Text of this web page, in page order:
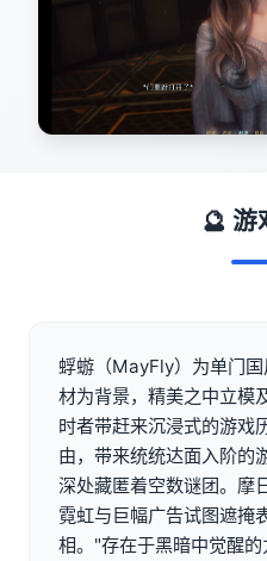
🔮 游
蜉蝣（MayFly）为单门
材为背景，精美之中立模
时者带赶来沉浸式的游戏
由，带来统统达面入阶的
深处藏匿着空数谜团。摩
霓虹与巨幅广告试图遮掩
相。"存在于黑暗中觉醒